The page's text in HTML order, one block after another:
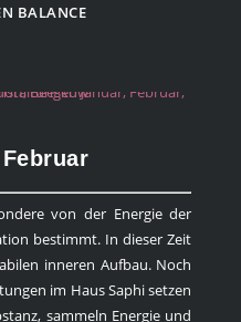
BALANCE
von der Energie der
bestimmt. In dieser Zeit
inneren Aufbau. Noch
im Haus Saphi setzen
sammeln Energie und